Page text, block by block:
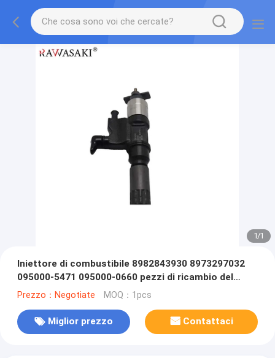
1/1
Iniettore di combustibile 8982843930 8973297032
095000-5471 095000-0660 pezzi di ricambio del
motore diesel 4HK1 6HK1
Prezzo：Negotiate MOQ：1pcs
Miglior prezzo Contattaci